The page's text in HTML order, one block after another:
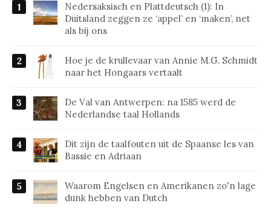
Nedersaksisch en Plattdeutsch (1): In
Duitsland zeggen ze ‘appel’ en ‘maken’, net
als bij ons
Hoe je de krullevaar van Annie M.G. Schmidt
naar het Hongaars vertaalt
De Val van Antwerpen: na 1585 werd de
Nederlandse taal Hollands
Dit zijn de taalfouten uit de Spaanse les van
Bassie en Adriaan
Waarom Engelsen en Amerikanen zo'n lage
dunk hebben van Dutch